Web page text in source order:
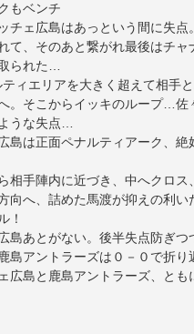
もベンチ
チェ広島はあっという間に失
て、そのあと繋がれ最後はチ
られた…
ィエリアを大きく超えて相手
。そこからイッキのループ…
うな失点…
島は正面ペナルティアーク、
相手陣内に近づき、中へクロ
向へ、詰めた馬渡が抑えの利
！
島あとがない。後半失点防ぎつ
島アントラーズは０－０で折り
広島と鹿島アントラーズ、と